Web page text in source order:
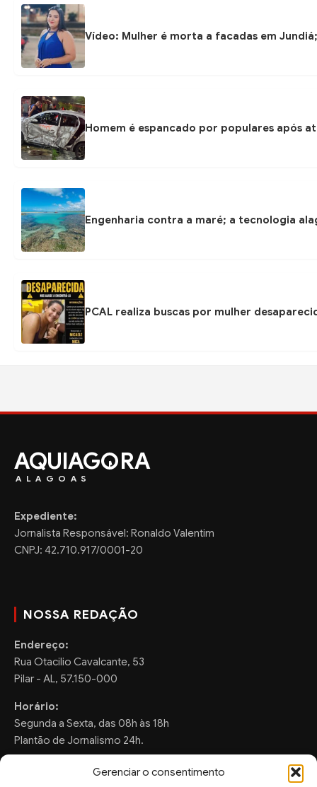
Gerenciar o consentimento
Vídeo: Mulher é morta a facadas em
Homem é espancado por populares após
Engenharia contra a maré; a tecnologia
PCAL realiza buscas por mulher
AQUIAG RA
ALAGOAS
Expediente:
Jornalista Responsável: Ronaldo Valentim
CNPJ: 42.710.917/0001-20
NOSSA REDAÇÃO
Endereço:
Rua Otacilio Cavalcante, 53
Pilar - AL, 57.150-000
Horário:
Segunda a Sexta, das 08h às 18h
Plantão de Jornalismo 24h.